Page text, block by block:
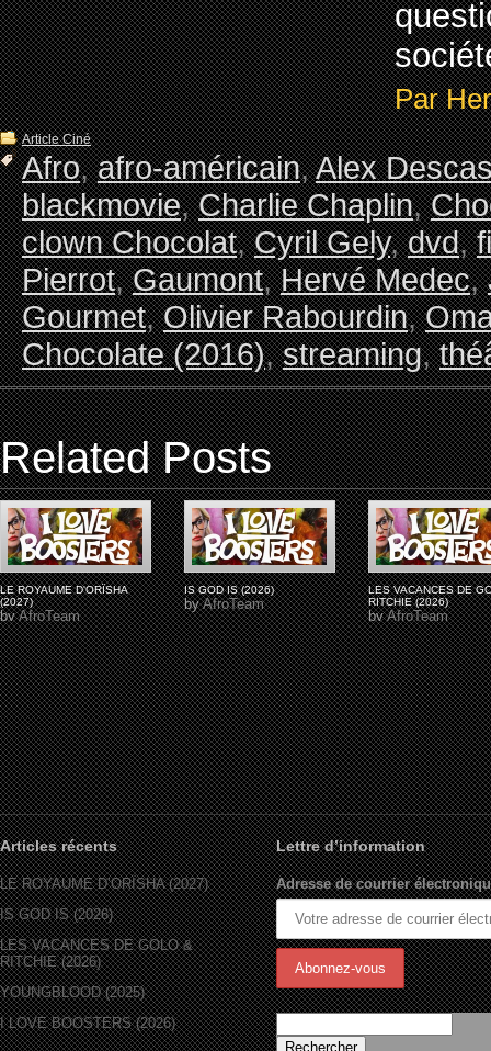
Par
Article Ciné
Afro,afro-américain,Alex
blackmovie,Charlie Chaplin,
clown Chocolat,Cyril Gely,dvd,
Pierrot,Gaumont,Hervé Medec,
Gourmet,Olivier Rabourdin,
Chocolate (2016),streaming,
Related Posts
LE ROYAUME D'ORÏSHA
(2027)
byAfroTeam
IS GOD IS (2026)
byAfroTeam
LES VACANCES DE
RITCHIE (2026)
byAfroTeam
Articles récents
LE ROYAUME D’ORÏSHA (2027)
IS GOD IS (2026)
LES VACANCES DE GOLO &
RITCHIE (2026)
YOUNGBLOOD (2025)
I LOVE BOOSTERS (2026)
Lettre d’information
Adresse de courrier